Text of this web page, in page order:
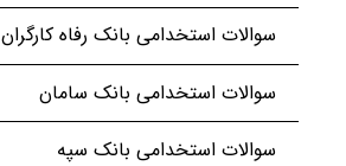
سوالات استخدامی بانک رفاه کارگران
سوالات استخدامی بانک سامان
سوالات استخدامی بانک سپه